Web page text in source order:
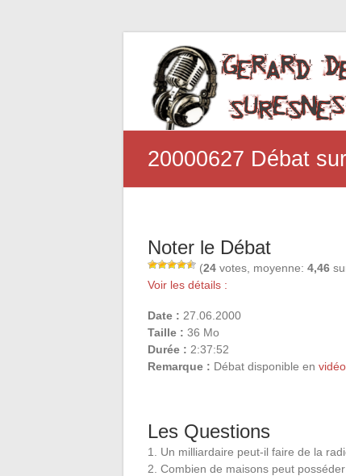
20000627 Débat
Noter le Débat
(24 votes, moyenne: 4,46
Voir les détails :
Date : 27.06.2000
Taille : 36 Mo
Durée : 2:37:52
Remarque : Débat disponible en vidéo
Les Questions
1. Un milliardaire peut-il faire de la
2. Combien de maisons peut